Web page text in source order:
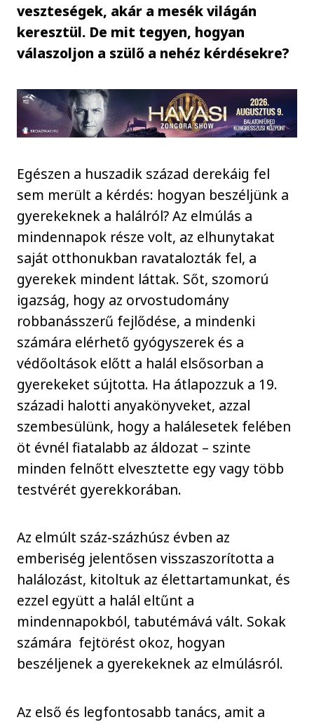
veszteségek, akár a mesék világán
keresztül. De mit tegyen, hogyan
válaszoljon a szülő a nehéz kérdésekre?
Egészen a huszadik század derekáig fel
sem merült a kérdés: hogyan beszéljünk a
gyerekeknek a halálról? Az elmúlás a
mindennapok része volt, az elhunytakat
saját otthonukban ravatalozták fel, a
gyerekek mindent láttak. Sőt, szomorú
igazság, hogy az orvostudomány
robbanásszerű fejlődése, a mindenki
számára elérhető gyógyszerek és a
védőoltások előtt a halál elsősorban a
gyerekeket sújtotta. Ha átlapozzuk a 19.
századi halotti anyakönyveket, azzal
szembesülünk, hogy a halálesetek felében
öt évnél fiatalabb az áldozat – szinte
minden felnőtt elvesztette egy vagy több
testvérét gyerekkorában.
Az elmúlt száz-százhúsz évben az
emberiség jelentősen visszaszorította a
halálozást, kitoltuk az élettartamunkat, és
ezzel együtt a halál eltűnt a
mindennapokból, tabutémává vált. Sokak
számára fejtörést okoz, hogyan
beszéljenek a gyerekeknek az elmúlásról.
Az első és legfontosabb tanács, amit a